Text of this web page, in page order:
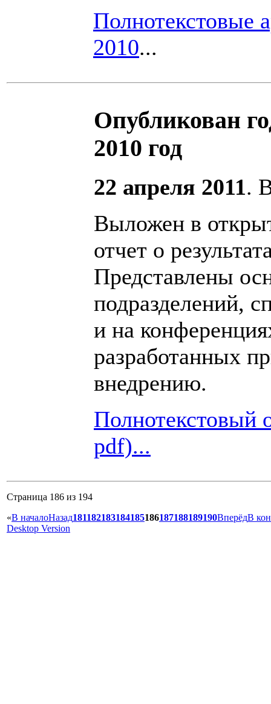
Полнотекстовые
2010...
Опубликован
2010 год
22 апреля 2011.
Выложен в
отчет о
Представлены
подразделений,
и на
разработанных
внедрению.
Полнотекстовый
pdf)...
Страница 186 из 194
«В началоНазад181182183184185186187188189190ВперёдВ
Desktop Version